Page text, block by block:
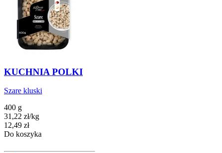
KUCHNIA POLKI
Szare kluski
400 g
31,22 zł/kg
Cena
12,49 zł
Do koszyka